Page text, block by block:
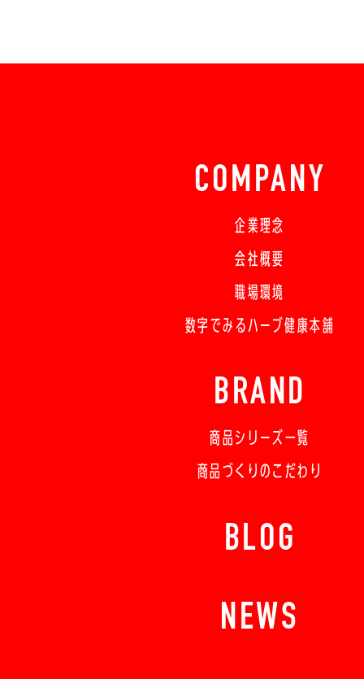
COMPANY
企業理念
会社概要
職場環境
数字でみるハーブ健康本舗
BRAND
商品シリーズ一覧
商品づくりのこだわり
BLOG
NEWS